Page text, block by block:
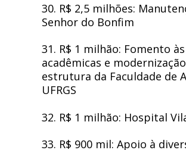
30. R$ 2,5 milhões:
Senhor do Bonfim
31. R$ 1 milhão: Fomento
acadêmicas e
estrutura da Faculdade de
UFRGS
32. R$ 1 milhão: Hospital
33. R$ 900 mil: Apoio à